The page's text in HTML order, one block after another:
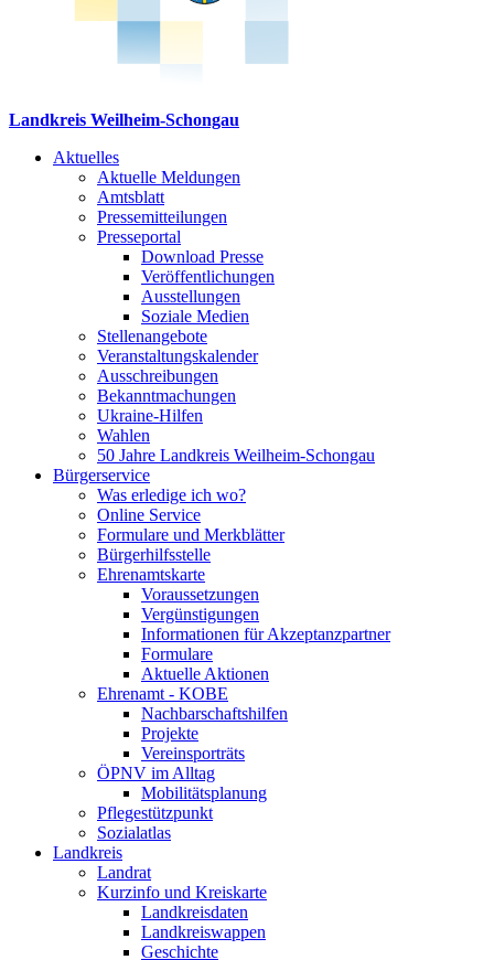
Landkreis Weilheim-Schongau
Aktuelles
Aktuelle Meldungen
Amtsblatt
Pressemitteilungen
Presseportal
Download Presse
Veröffentlichungen
Ausstellungen
Soziale Medien
Stellenangebote
Veranstaltungskalender
Ausschreibungen
Bekanntmachungen
Ukraine-Hilfen
Wahlen
50 Jahre Landkreis Weilheim-Schongau
Bürgerservice
Was erledige ich wo?
Online Service
Formulare und Merkblätter
Bürgerhilfsstelle
Ehrenamtskarte
Voraussetzungen
Vergünstigungen
Informationen für Akzeptanzpartner
Formulare
Aktuelle Aktionen
Ehrenamt - KOBE
Nachbarschaftshilfen
Projekte
Vereinsporträts
ÖPNV im Alltag
Mobilitätsplanung
Pflegestützpunkt
Sozialatlas
Landkreis
Landrat
Kurzinfo und Kreiskarte
Landkreisdaten
Landkreiswappen
Geschichte